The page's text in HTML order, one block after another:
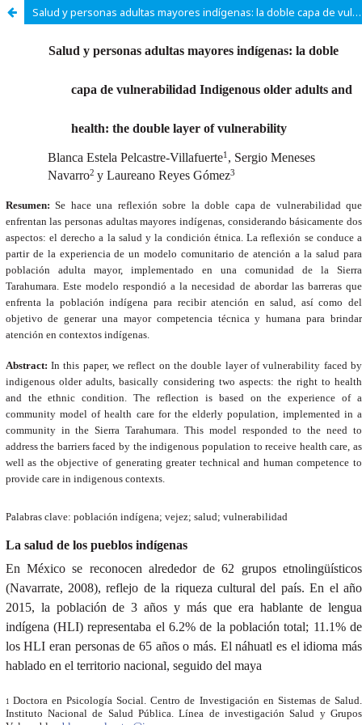
Salud y personas adultas mayores indígenas: la doble capa de vulnerabilidad